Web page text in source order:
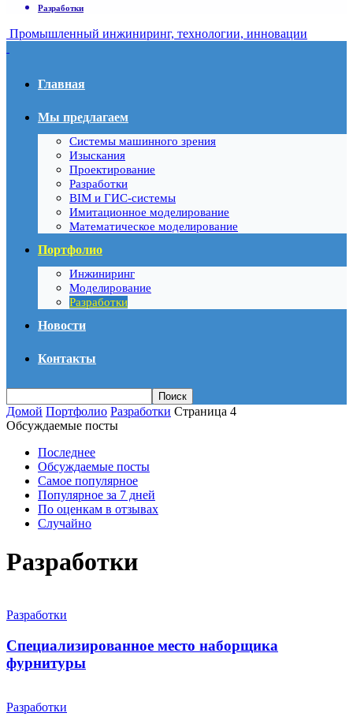
Разработки
Промышленный инжиниринг, технологии, инновации
Главная
Мы предлагаем
Системы машинного зрения
Изыскания
Проектирование
Разработки
BIM и ГИС-системы
Имитационное моделирование
Математическое моделирование
Портфолио
Инжиниринг
Моделирование
Разработки
Новости
Контакты
Домой Портфолио Разработки Страница 4
Обсуждаемые посты
Последнее
Обсуждаемые посты
Самое популярное
Популярное за 7 дней
По оценкам в отзывах
Случайно
Разработки
Разработки
Специализированное место наборщика
фурнитуры
Разработки